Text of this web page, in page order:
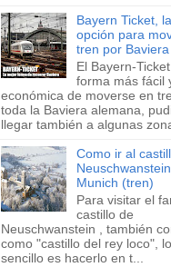
Bayern Ticket,
opción para
tren por Baviera
El Bayern-
forma más fácil
económica de moverse en
toda la Baviera alemana,
llegar también a algunas
Como ir al
Munich (tren)
Para visitar el
castillo de
Neuschwanstein , también
como "castillo del rey loco",
sencillo es hacerlo en t...